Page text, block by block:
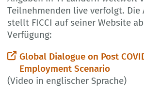
Teilnehmenden live verfolgt. Die
stellt FICCI auf seiner Website
Verfügung:
Global Dialogue on Post
Employment Scenario
(Video in englischer Sprache)